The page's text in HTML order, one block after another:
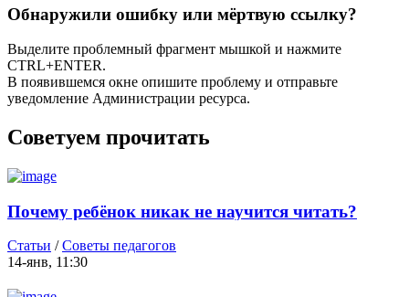
Обнаружили ошибку или мёртвую ссылку?
Выделите проблемный фрагмент мышкой и нажмите
CTRL+ENTER.
В появившемся окне опишите проблему и отправьте
уведомление Администрации ресурса.
Советуем прочитать
Почему ребёнок никак не научится читать?
Статьи /Советы педагогов
14-янв, 11:30